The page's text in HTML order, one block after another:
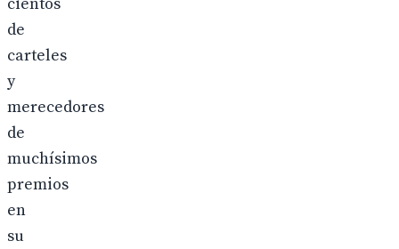
de
carteles
y
merecedores
de
muchísimos
premios
en
su